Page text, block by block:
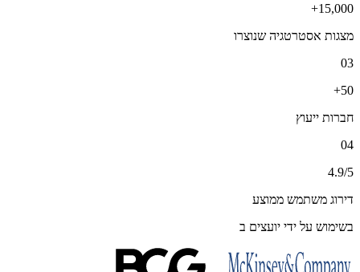
15,000+
מצגות אסטרטגיה שנוצרו
03
50+
חברות ייעוץ
04
4.9/5
דירוג משתמש ממוצע
בשימוש על ידי יועצים ב